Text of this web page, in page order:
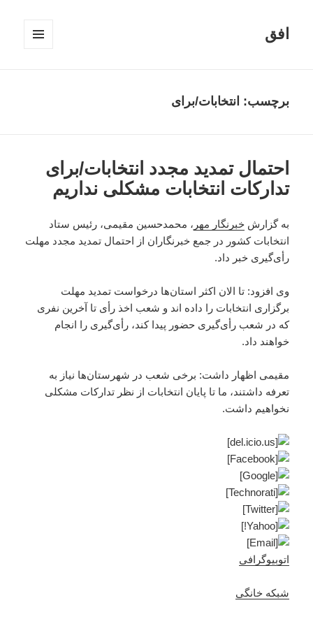
افق
برچسب: انتخابات/برای
احتمال تمدید مجدد انتخابات/برای
تدارکات انتخابات مشکلی نداریم
به گزارش خبرنگار مهر ، محمدحسین مقیمی، رئیس ستاد
انتخابات کشور در جمع خبرنگاران از احتمال تمدید مجدد مهلت
رأی‌گیری خبر داد.
وی افزود: تا الان اکثر استان‌ها درخواست تمدید مهلت
برگزاری انتخابات را داده اند و شعب اخذ رأی تا آخرین نفری
که در شعب رأی‌گیری حضور پیدا کند، رأی‌گیری را انجام
خواهند داد.
مقیمی اظهار داشت: برخی شعب در شهرستان‌ها نیاز به
تعرفه داشتند، ما تا پایان انتخابات از نظر تدارکات مشکلی
نخواهیم داشت.
اتوبیوگرافی
شبکه خانگی